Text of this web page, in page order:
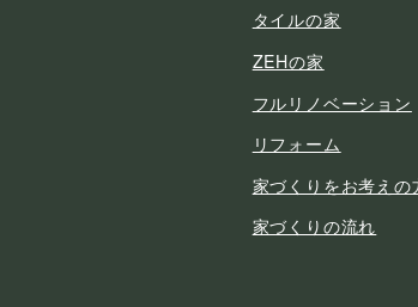
タイルの家
ZEHの家
フルリノベーション
リフォーム
家づくりをお考えの
家づくりの流れ